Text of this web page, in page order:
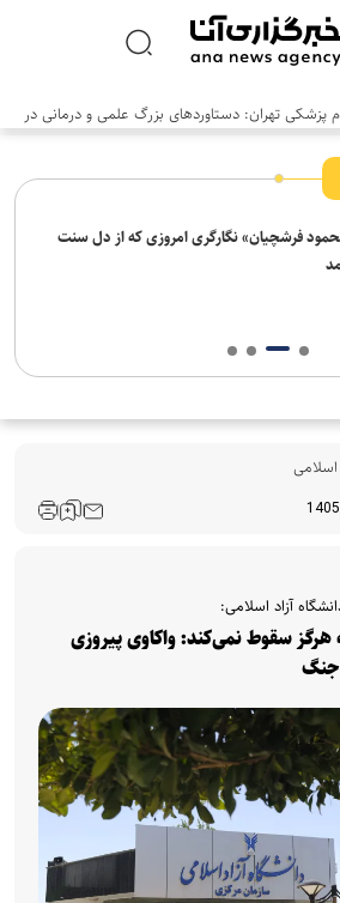
پزشکی تهران: دستاوردهای بزرگ علمی و درمانی در
فرشچیان» نگارگری امروزی که از دل سنت
اسلامی
آزاد اسلامی:
سقوط نمی‌کند: واکاوی پیروزی
جنگ